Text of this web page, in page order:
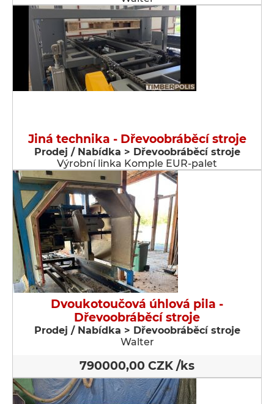
Jiná technika - Dřevoobráběcí stroje
Prodej / Nabídka > Dřevoobráběcí stroje
Výrobní linka Komple EUR-palet
Dvoukotoučová úhlová pila -
Dřevoobráběcí stroje
Prodej / Nabídka > Dřevoobráběcí stroje
Walter
790000,00 CZK /ks